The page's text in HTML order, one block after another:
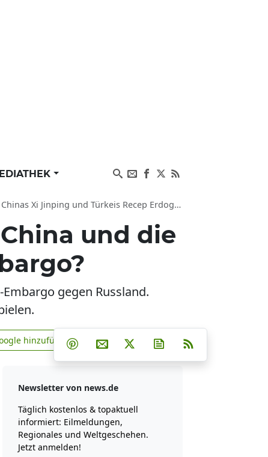
und Türkeis Recep Erdogan Russland helfen?
und die
gegen Russland.
news.de zu Google hinzufügen
hinzufügen Teilen auf Facebook
Teilen auf Whatsapp
Teilen auf Telegram
Teilen auf Pinterest
Per E-Mail teilen
Post auf XNewsletter
Newsletter von news.de
Täglich kostenlos & topaktuell
informiert: Eilmeldungen,
Regionales und Weltgeschehen.
Jetzt anmelden!